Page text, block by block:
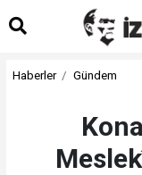
Haberler Gündem